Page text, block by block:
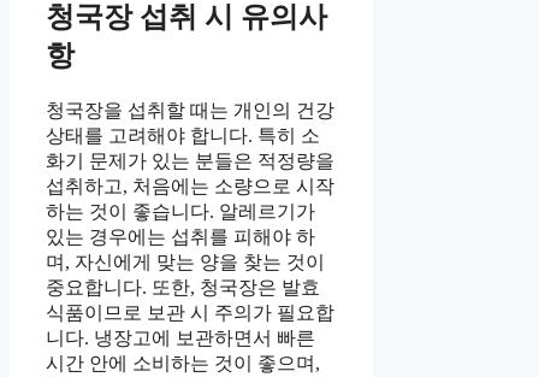
청국장 섭취 시 유의사
항
청국장을 섭취할 때는 개인의 건강
상태를 고려해야 합니다. 특히 소
화기 문제가 있는 분들은 적정량을
섭취하고, 처음에는 소량으로 시작
하는 것이 좋습니다. 알레르기가
있는 경우에는 섭취를 피해야 하
며, 자신에게 맞는 양을 찾는 것이
중요합니다. 또한, 청국장은 발효
식품이므로 보관 시 주의가 필요합
니다. 냉장고에 보관하면서 빠른
시간 안에 소비하는 것이 좋으며,